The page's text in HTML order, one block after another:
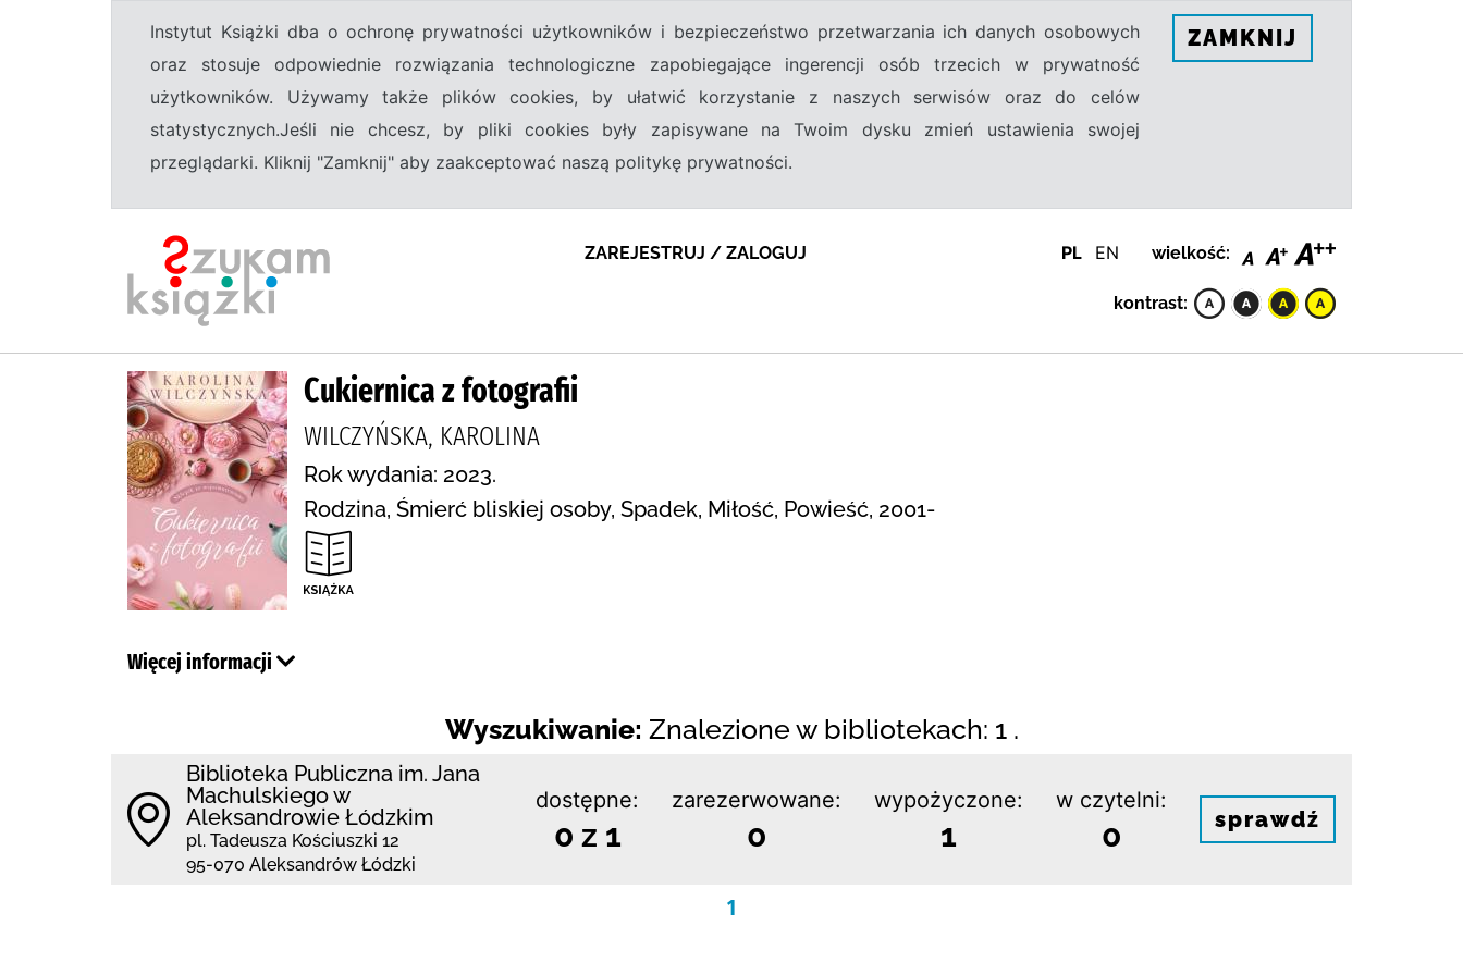
Instytut Książki dba o ochronę prywatności użytkowników i bezpieczeństwo przetwarzania ich danych osobowych
oraz stosuje odpowiednie rozwiązania technologiczne zapobiegające ingerencji osób trzecich w prywatność
użytkowników. Używamy także plików cookies, by ułatwić korzystanie z naszych serwisów oraz do celów
statystycznych.Jeśli nie chcesz, by pliki cookies były zapisywane na Twoim dysku zmień ustawienia swojej
przeglądarki. Kliknij "Zamknij" aby zaakceptować naszą politykę prywatności.
ZAMKNIJ
ZAREJESTRUJ / ZALOGUJ PL EN wielkość:
kontrast:
Cukiernica z fotografii
WILCZYŃSKA, KAROLINA
Rok wydania: 2023.
Rodzina, Śmierć bliskiej osoby, Spadek, Miłość, Powieść, 2001-
Więcej informacji
Wyszukiwanie: Znalezione w bibliotekach: 1 .
Biblioteka Publiczna im. Jana
Machulskiego w
Aleksandrowie Łódzkim
pl. Tadeusza Kościuszki 12
95-070 Aleksandrów Łódzki
dostępne:
0 z 1
zarezerwowane:
0
wypożyczone:
1
w czytelni:
0 sprawdź
1